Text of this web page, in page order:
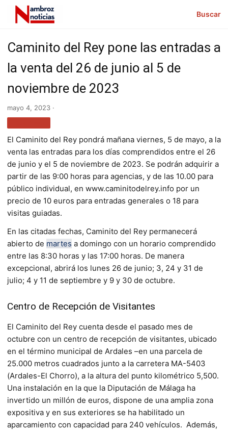
Buscar
Caminito del Rey pone las entradas a
la venta del 26 de junio al 5 de
noviembre de 2023
mayo 4, 2023 ·
El Caminito del Rey pondrá mañana viernes, 5 de mayo, a la
venta las entradas para los días comprendidos entre el 26
de junio y el 5 de noviembre de 2023. Se podrán adquirir a
partir de las 9:00 horas para agencias, y de las 10.00 para
público individual, en www.caminitodelrey.info por un
precio de 10 euros para entradas generales o 18 para
visitas guiadas.
En las citadas fechas, Caminito del Rey permanecerá
abierto de martes a domingo con un horario comprendido
entre las 8:30 horas y las 17:00 horas. De manera
excepcional, abrirá los lunes 26 de junio; 3, 24 y 31 de
julio; 4 y 11 de septiembre y 9 y 30 de octubre.
Centro de Recepción de Visitantes
El Caminito del Rey cuenta desde el pasado mes de
octubre con un centro de recepción de visitantes, ubicado
en el término municipal de Ardales –en una parcela de
25.000 metros cuadrados junto a la carretera MA-5403
(Ardales-El Chorro), a la altura del punto kilométrico 5,500.
Una instalación en la que la Diputación de Málaga ha
invertido un millón de euros, dispone de una amplia zona
expositiva y en sus exteriores se ha habilitado un
aparcamiento con capacidad para 240 vehículos. Además,